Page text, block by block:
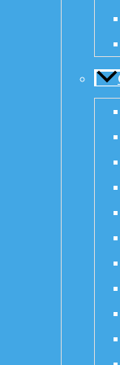
Caña Fivestar FG-
AÑADIR